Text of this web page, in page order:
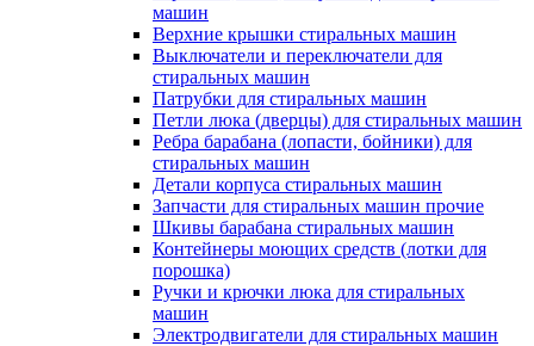
машин
Верхние крышки стиральных машин
Выключатели и переключатели для
стиральных машин
Патрубки для стиральных машин
Петли люка (дверцы) для стиральных машин
Ребра барабана (лопасти, бойники) для
стиральных машин
Детали корпуса стиральных машин
Запчасти для стиральных машин прочие
Шкивы барабана стиральных машин
Контейнеры моющих средств (лотки для
порошка)
Ручки и крючки люка для стиральных
машин
Электродвигатели для стиральных машин